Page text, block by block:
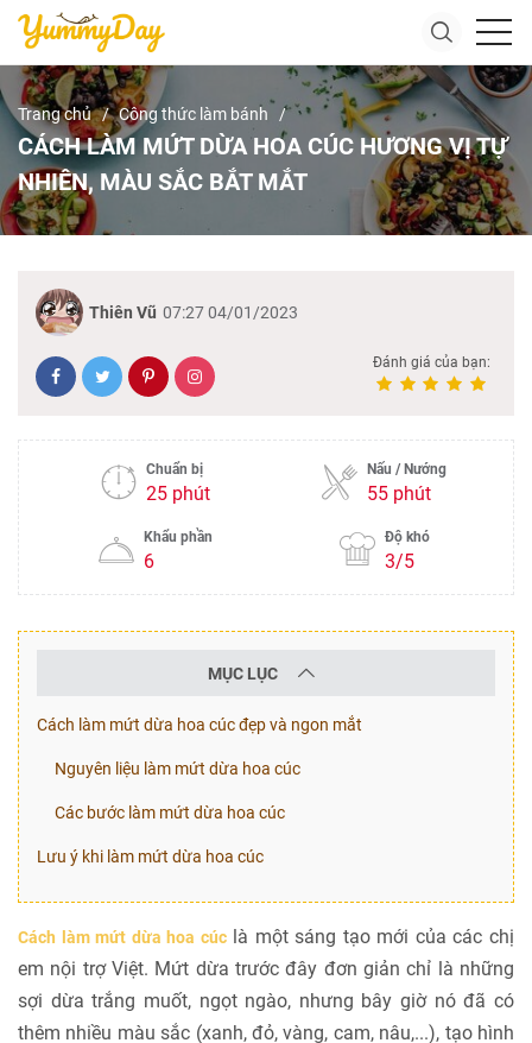
Trang chủ Công thức làm bánh
CÁCH LÀM MỨT DỪA HOA CÚC HƯƠNG VỊ TỰ
NHIÊN, MÀU SẮC BẮT MẮT
Thiên Vũ 07:27 04/01/2023
Đánh giá của bạn:
Chuẩn bị
25 phút
Nấu / Nướng
55 phút
Khẩu phần
6
Độ khó
3/5
MỤC LỤC
Cách làm mứt dừa hoa cúc đẹp và ngon mắt
Nguyên liệu làm mứt dừa hoa cúc
Các bước làm mứt dừa hoa cúc
Lưu ý khi làm mứt dừa hoa cúc
Cách làm mứt dừa hoa cúclà một sáng tạo mới của các chị
em nội trợ Việt. Mứt dừa trước đây đơn giản chỉ là những
sợi dừa trắng muốt, ngọt ngào, nhưng bây giờ nó đã có
thêm nhiều màu sắc (xanh, đỏ, vàng, cam, nâu,...), tạo hình